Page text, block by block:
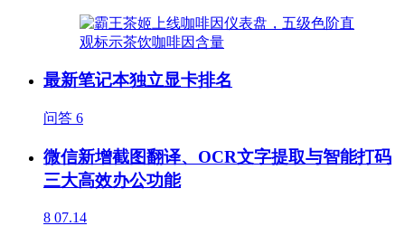
最新笔记本独立显卡排名
问答 6
微信新增截图翻译、OCR文字提取与智能打码
三大高效办公功能
8 07.14